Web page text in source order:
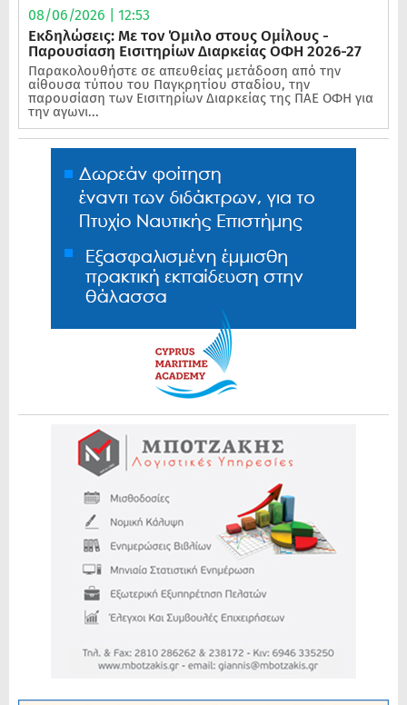
08/06/2026 | 12:53
Εκδηλώσεις: Με τον Όμιλο στους Ομίλους -
Παρουσίαση Εισιτηρίων Διαρκείας ΟΦΗ 2026-27
Παρακολουθήστε σε απευθείας μετάδοση από την
αίθουσα τύπου του Παγκρητίου σταδίου, την
παρουσίαση των Εισιτηρίων Διαρκείας της ΠΑΕ ΟΦΗ για
την αγωνι...